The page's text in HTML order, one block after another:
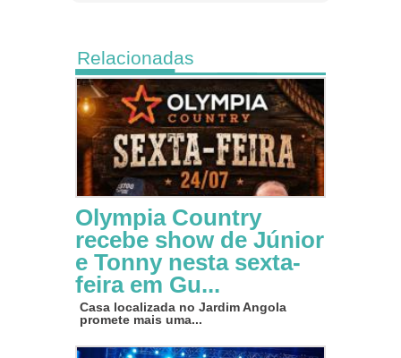
Relacionadas
Olympia Country
recebe show de Júnior
e Tonny nesta sexta-
feira em Gu...
Casa localizada no Jardim Angola
promete mais uma...